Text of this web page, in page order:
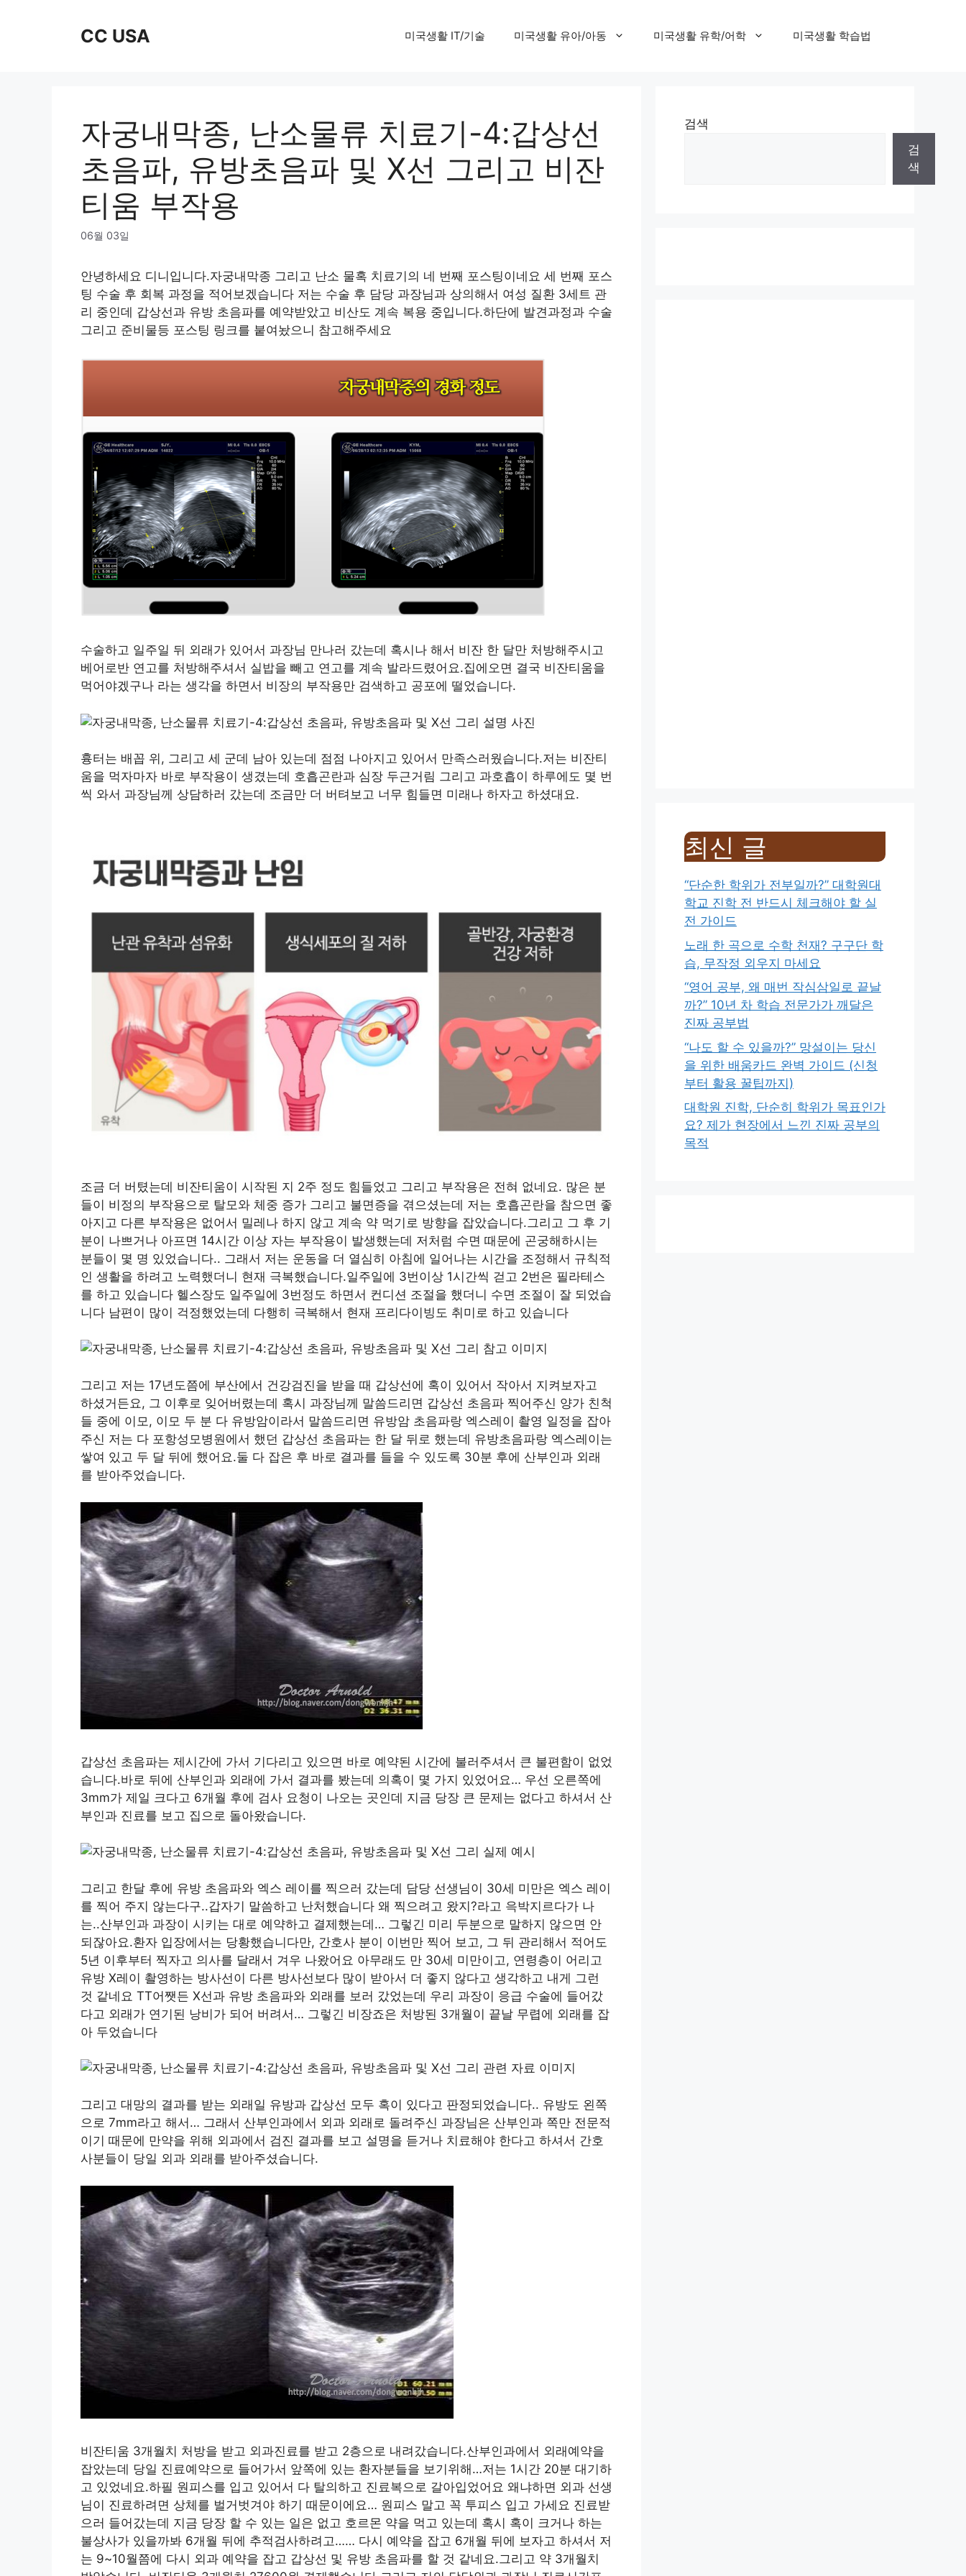
CC USA 미국생활 IT/기술 미국생활 유아/아동 미국생활 유학/어학 미국생활 학습법
자궁내막종, 난소물류 치료기-4:갑상선
초음파, 유방초음파 및 X선 그리고 비잔
티움 부작용
06월 03일
안녕하세요 디니입니다.자궁내막종 그리고 난소 물혹 치료기의 네 번째 포스팅이네요 세 번째 포스
팅 수술 후 회복 과정을 적어보겠습니다 저는 수술 후 담당 과장님과 상의해서 여성 질환 3세트 관
리 중인데 갑상선과 유방 초음파를 예약받았고 비산도 계속 복용 중입니다.하단에 발견과정과 수술
그리고 준비물등 포스팅 링크를 붙여놨으니 참고해주세요
수술하고 일주일 뒤 외래가 있어서 과장님 만나러 갔는데 혹시나 해서 비잔 한 달만 처방해주시고
베어로반 연고를 처방해주셔서 실밥을 빼고 연고를 계속 발라드렸어요.집에오면 결국 비잔티움을
먹어야겠구나 라는 생각을 하면서 비장의 부작용만 검색하고 공포에 떨었습니다.
흉터는 배꼽 위, 그리고 세 군데 남아 있는데 점점 나아지고 있어서 만족스러웠습니다.저는 비잔티
움을 먹자마자 바로 부작용이 생겼는데 호흡곤란과 심장 두근거림 그리고 과호흡이 하루에도 몇 번
씩 와서 과장님께 상담하러 갔는데 조금만 더 버텨보고 너무 힘들면 미래나 하자고 하셨대요.
조금 더 버텼는데 비잔티움이 시작된 지 2주 정도 힘들었고 그리고 부작용은 전혀 없네요. 많은 분
들이 비정의 부작용으로 탈모와 체중 증가 그리고 불면증을 겪으셨는데 저는 호흡곤란을 참으면 좋
아지고 다른 부작용은 없어서 밀레나 하지 않고 계속 약 먹기로 방향을 잡았습니다.그리고 그 후 기
분이 나쁘거나 아프면 14시간 이상 자는 부작용이 발생했는데 저처럼 수면 때문에 곤궁해하시는
분들이 몇 명 있었습니다.. 그래서 저는 운동을 더 열심히 아침에 일어나는 시간을 조정해서 규칙적
인 생활을 하려고 노력했더니 현재 극복했습니다.일주일에 3번이상 1시간씩 걷고 2번은 필라테스
를 하고 있습니다 헬스장도 일주일에 3번정도 하면서 컨디션 조절을 했더니 수면 조절이 잘 되었습
니다 남편이 많이 걱정했었는데 다행히 극복해서 현재 프리다이빙도 취미로 하고 있습니다
그리고 저는 17년도쯤에 부산에서 건강검진을 받을 때 갑상선에 혹이 있어서 작아서 지켜보자고
하셨거든요, 그 이후로 잊어버렸는데 혹시 과장님께 말씀드리면 갑상선 초음파 찍어주신 양가 친척
들 중에 이모, 이모 두 분 다 유방암이라서 말씀드리면 유방암 초음파랑 엑스레이 촬영 일정을 잡아
주신 저는 다 포항성모병원에서 했던 갑상선 초음파는 한 달 뒤로 했는데 유방초음파랑 엑스레이는
쌓여 있고 두 달 뒤에 했어요.둘 다 잡은 후 바로 결과를 들을 수 있도록 30분 후에 산부인과 외래
를 받아주었습니다.
갑상선 초음파는 제시간에 가서 기다리고 있으면 바로 예약된 시간에 불러주셔서 큰 불편함이 없었
습니다.바로 뒤에 산부인과 외래에 가서 결과를 봤는데 의혹이 몇 가지 있었어요… 우선 오른쪽에
3mm가 제일 크다고 6개월 후에 검사 요청이 나오는 곳인데 지금 당장 큰 문제는 없다고 하셔서 산
부인과 진료를 보고 집으로 돌아왔습니다.
그리고 한달 후에 유방 초음파와 엑스 레이를 찍으러 갔는데 담당 선생님이 30세 미만은 엑스 레이
를 찍어 주지 않는다구..갑자기 말씀하고 난처했습니다 왜 찍으려고 왔지?라고 윽박지르다가 나
는..산부인과 과장이 시키는 대로 예약하고 결제했는데… 그렇긴 미리 두분으로 말하지 않으면 안
되잖아요.환자 입장에서는 당황했습니다만, 간호사 분이 이번만 찍어 보고, 그 뒤 관리해서 적어도
5년 이후부터 찍자고 의사를 달래서 겨우 나왔어요 아무래도 만 30세 미만이고, 연령층이 어리고
유방 X레이 촬영하는 방사선이 다른 방사선보다 많이 받아서 더 좋지 않다고 생각하고 내게 그런
것 같네요 TT어쨋든 X선과 유방 초음파와 외래를 보러 갔었는데 우리 과장이 응급 수술에 들어갔
다고 외래가 연기된 낭비가 되어 버려서… 그렇긴 비장죠은 처방된 3개월이 끝날 무렵에 외래를 잡
아 두었습니다
그리고 대망의 결과를 받는 외래일 유방과 갑상선 모두 혹이 있다고 판정되었습니다.. 유방도 왼쪽
으로 7mm라고 해서… 그래서 산부인과에서 외과 외래로 돌려주신 과장님은 산부인과 쪽만 전문적
이기 때문에 만약을 위해 외과에서 검진 결과를 보고 설명을 듣거나 치료해야 한다고 하셔서 간호
사분들이 당일 외과 외래를 받아주셨습니다.
비잔티움 3개월치 처방을 받고 외과진료를 받고 2층으로 내려갔습니다.산부인과에서 외래예약을
잡았는데 당일 진료예약으로 들어가서 앞쪽에 있는 환자분들을 보기위해…저는 1시간 20분 대기하
고 있었네요.하필 원피스를 입고 있어서 다 탈의하고 진료복으로 갈아입었어요 왜냐하면 외과 선생
님이 진료하려면 상체를 벌거벗겨야 하기 때문이에요… 원피스 말고 꼭 투피스 입고 가세요 진료받
으러 들어갔는데 지금 당장 할 수 있는 일은 없고 호르몬 약을 먹고 있는데 혹시 혹이 크거나 하는
불상사가 있을까봐 6개월 뒤에 추적검사하려고…… 다시 예약을 잡고 6개월 뒤에 보자고 하셔서 저
는 9~10월쯤에 다시 외과 예약을 잡고 갑상선 및 유방 초음파를 할 것 같네요.그리고 약 3개월치
검색
검
색
최신 글
“단순한 학위가 전부일까?” 대학원대
학교 진학 전 반드시 체크해야 할 실
전 가이드
노래 한 곡으로 수학 천재? 구구단 학
습, 무작정 외우지 마세요
“영어 공부, 왜 매번 작심삼일로 끝날
까?” 10년 차 학습 전문가가 깨달은
진짜 공부법
“나도 할 수 있을까?” 망설이는 당신
을 위한 배움카드 완벽 가이드 (신청
부터 활용 꿀팁까지)
대학원 진학, 단순히 학위가 목표인가
요? 제가 현장에서 느낀 진짜 공부의
목적